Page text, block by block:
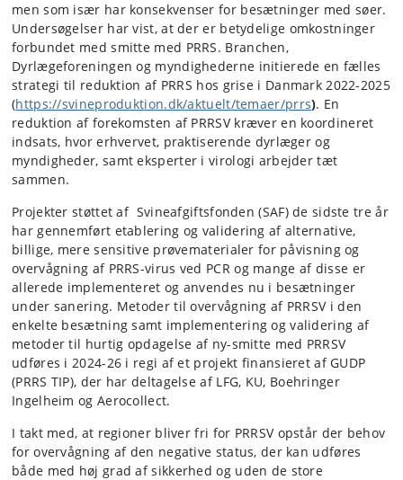
men som især har konsekvenser for besætninger med søer.
Undersøgelser har vist, at der er betydelige omkostninger
forbundet med smitte med PRRS. Branchen,
Dyrlægeforeningen og myndighederne initierede en fælles
strategi til reduktion af PRRS hos grise i Danmark 2022-2025
(https://svineproduktion.dk/aktuelt/temaer/prrs). En
reduktion af forekomsten af PRRSV kræver en koordineret
indsats, hvor erhvervet, praktiserende dyrlæger og
myndigheder, samt eksperter i virologi arbejder tæt
sammen.
Projekter støttet af Svineafgiftsfonden (SAF) de sidste tre år
har gennemført etablering og validering af alternative,
billige, mere sensitive prøvematerialer for påvisning og
overvågning af PRRS-virus ved PCR og mange af disse er
allerede implementeret og anvendes nu i besætninger
under sanering. Metoder til overvågning af PRRSV i den
enkelte besætning samt implementering og validering af
metoder til hurtig opdagelse af ny-smitte med PRRSV
udføres i 2024-26 i regi af et projekt finansieret af GUDP
(PRRS TIP), der har deltagelse af LFG, KU, Boehringer
Ingelheim og Aerocollect.
I takt med, at regioner bliver fri for PRRSV opstår der behov
for overvågning af den negative status, der kan udføres
både med høj grad af sikkerhed og uden de store